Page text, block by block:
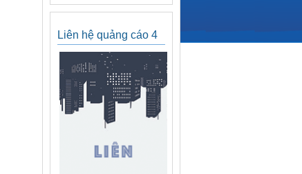
Liên hệ quảng cáo 4